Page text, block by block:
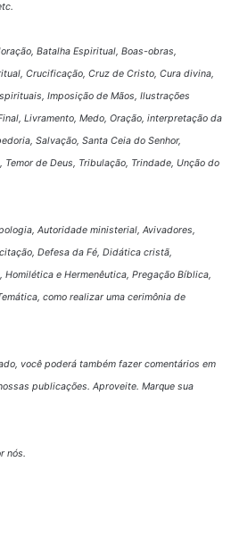
Batalha Espiritual, Boas-obras,
Crucificação, Cruz de Cristo, Cura divina,
Imposição de Mãos, Ilustrações
Livramento, Medo, Oração, interpretação da
Salvação, Santa Ceia do Senhor,
de Deus, Tribulação, Trindade, Unção do
Autoridade ministerial, Avivadores,
Defesa da Fé, Didática cristã,
Homilética e Hermenêutica, Pregação Bíblica,
como realizar uma cerimônia de
você poderá também fazer comentários em
publicações. Aproveite. Marque sua
nós.